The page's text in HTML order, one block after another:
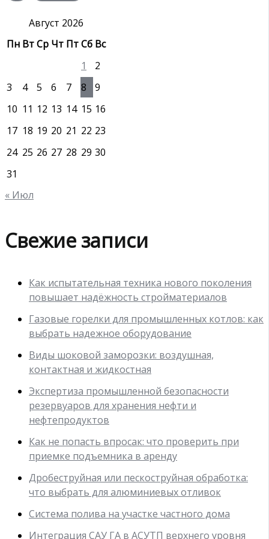
Август 2026
Пн ВтСр Чт ПтСб Вс
1
2
3
4 5 6 7 8
9
10 11 12 13 14 15 16
17 18 19 20 21 22 23
24 25 26 27 28 29 30
31
« Июл
Свежие записи
Как испытательная техника нового поколения
повышает надёжность стройматериалов
Газовые горелки для промышленных котлов: как
выбрать надежное оборудование
Виды шоковой заморозки: воздушная,
контактная и жидкостная
Экспертиза промышленной безопасности
резервуаров для хранения нефти и
нефтепродуктов
Как не попасть впросак: что проверить при
приемке подъемника в аренду
Дробеструйная или пескоструйная обработка:
что выбрать для алюминиевых отливок
Система полива на участке частного дома
Интеграция САУ ГА в АСУТП верхнего уровня